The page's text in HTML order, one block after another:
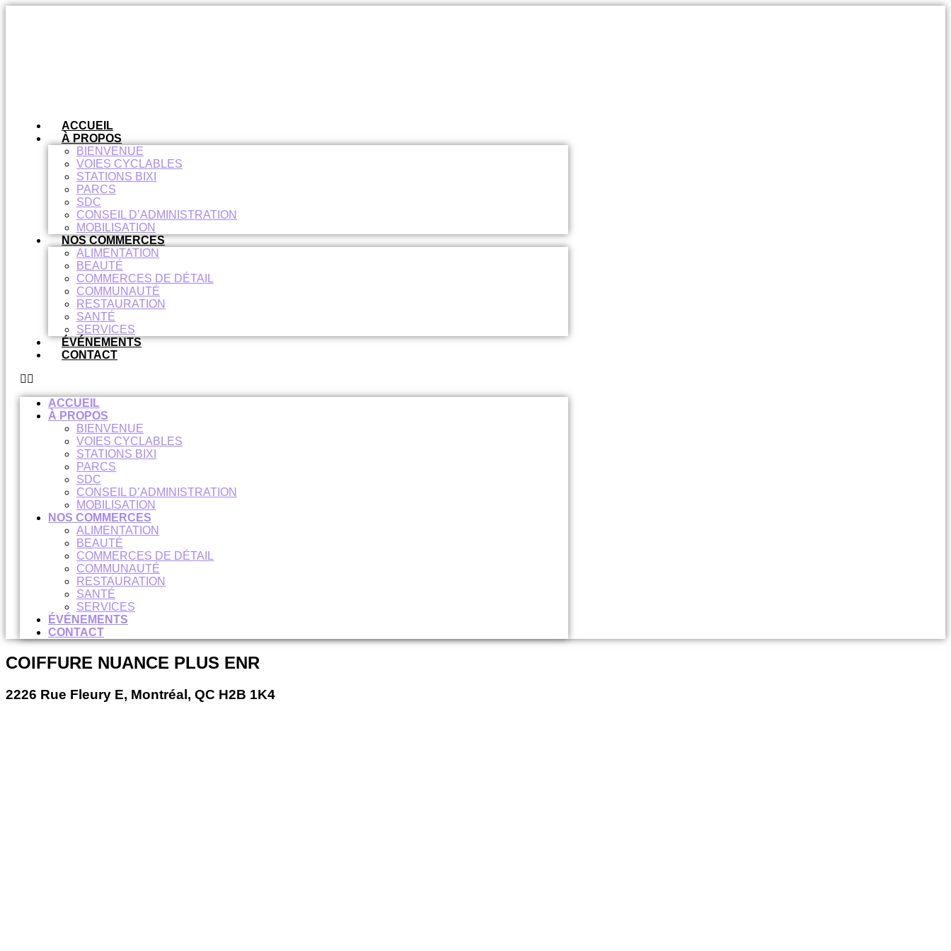
ACCUEIL
À PROPOS
BIENVENUE
VOIES CYCLABLES
STATIONS BIXI
PARCS
SDC
CONSEIL D’ADMINISTRATION
MOBILISATION
NOS COMMERCES
ALIMENTATION
BEAUTÉ
COMMERCES DE DÉTAIL
COMMUNAUTÉ
RESTAURATION
SANTÉ
SERVICES
ÉVÉNEMENTS
CONTACT
ACCUEIL
À PROPOS
BIENVENUE
VOIES CYCLABLES
STATIONS BIXI
PARCS
SDC
CONSEIL D’ADMINISTRATION
MOBILISATION
NOS COMMERCES
ALIMENTATION
BEAUTÉ
COMMERCES DE DÉTAIL
COMMUNAUTÉ
RESTAURATION
SANTÉ
SERVICES
ÉVÉNEMENTS
CONTACT
COIFFURE NUANCE PLUS ENR
2226 Rue Fleury E, Montréal, QC H2B 1K4